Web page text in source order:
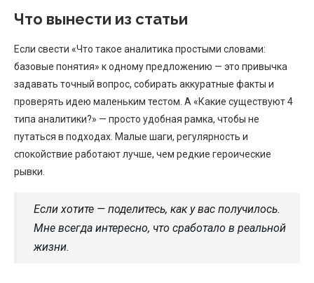
Что вынести из статьи
Если свести «Что такое аналитика простыми словами:
базовые понятия» к одному предложению — это привычка
задавать точный вопрос, собирать аккуратные факты и
проверять идею маленьким тестом. А «Какие существуют 4
типа аналитики?» — просто удобная рамка, чтобы не
путаться в подходах. Малые шаги, регулярность и
спокойствие работают лучше, чем редкие героические
рывки.
Если хотите — поделитесь, как у вас получилось.
Мне всегда интересно, что сработало в реальной
жизни.